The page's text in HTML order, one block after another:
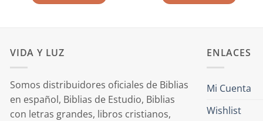
VIDA Y LUZ
Somos distribuidores oficiales de Biblias
en español, Biblias de Estudio, Biblias
con letras grandes, libros cristianos,
ENLACES
Mi Cuenta
Wishlist